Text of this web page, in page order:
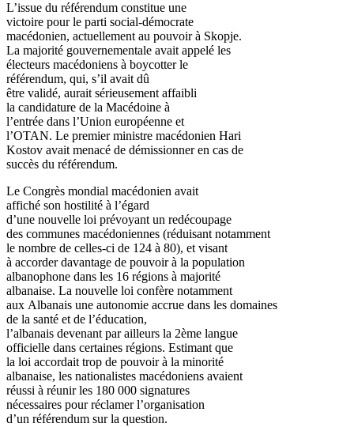
L’issue du référendum constitue une
victoire pour le parti social-démocrate
macédonien, actuellement au pouvoir à Skopje.
La majorité gouvernementale avait appelé les
électeurs macédoniens à boycotter le
référendum, qui, s’il avait dû
être validé, aurait sérieusement affaibli
la candidature de la Macédoine à
l’entrée dans l’Union européenne et
l’OTAN. Le premier ministre macédonien Hari
Kostov avait menacé de démissionner en cas de
succès du référendum.
Le Congrès mondial macédonien avait
affiché son hostilité à l’égard
d’une nouvelle loi prévoyant un redécoupage
des communes macédoniennes (réduisant notamment
le nombre de celles-ci de 124 à 80), et visant
à accorder davantage de pouvoir à la population
albanophone dans les 16 régions à majorité
albanaise. La nouvelle loi confère notamment
aux Albanais une autonomie accrue dans les domaines
de la santé et de l’éducation,
l’albanais devenant par ailleurs la 2ème langue
officielle dans certaines régions. Estimant que
la loi accordait trop de pouvoir à la minorité
albanaise, les nationalistes macédoniens avaient
réussi à réunir les 180 000 signatures
nécessaires pour réclamer l’organisation
d’un référendum sur la question.